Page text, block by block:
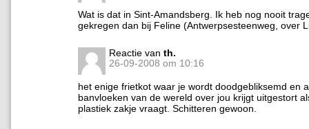
Wat is dat in Sint-Amandsberg. Ik heb nog nooit
gekregen dan bij Feline (Antwerpsesteenweg, over
Reactie van th.
26-09-2008 om 10:16
het enige frietkot waar je wordt doodgebliksemd en
banvloeken van de wereld over jou krijgt uitgestort
plastiek zakje vraagt. Schitteren gewoon.